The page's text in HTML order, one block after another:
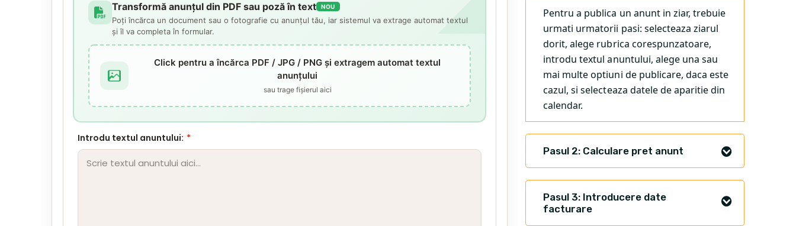
Transformă anunțul din PDF sau poză în text NOU
Poți încărca un document sau o fotografie cu anunțul tău, iar sistemul va extrage automat textul
și îl va completa în formular.
Click pentru a încărca PDF / JPG / PNG și extragem automat textul
anunțului
sau trage fișierul aici
Introdu textul anuntului: *
Pentru a publica un anunt in ziar, trebuie
urmati urmatorii pasi: selecteaza ziarul
dorit, alege rubrica corespunzatoare,
introdu textul anuntului, alege una sau
mai multe optiuni de publicare, daca este
cazul, si selecteaza datele de aparitie din
calendar.
Pasul 2: Calculare pret anunt
Pasul 3: Introducere date
facturare